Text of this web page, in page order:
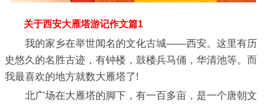
关于西安大雁塔游记作文篇1
我的家乡在举世闻名的文化古城——西安。这里有历
史悠久的名胜古迹，有钟楼，鼓楼兵马俑，华清池等。而
我最喜欢的地方就数大雁塔了!
北广场在大雁塔的脚下，有一百多亩，是一个唐朝文